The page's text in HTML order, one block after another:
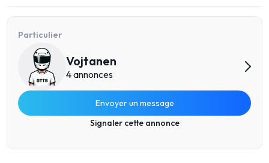
Particulier
Vojtanen
4 annonces
Envoyer un message
Signaler cette annonce